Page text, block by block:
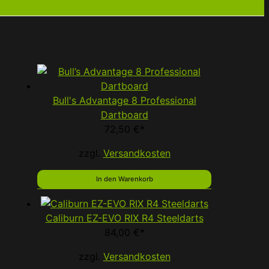
Bull's Advantage 8 Professional
Dartboard
72,50 € *
zzgl. Versandkosten
In den Warenkorb
Caliburn EZ-EVO RIX R4 Steeldarts
84,00 € *
zzgl. Versandkosten